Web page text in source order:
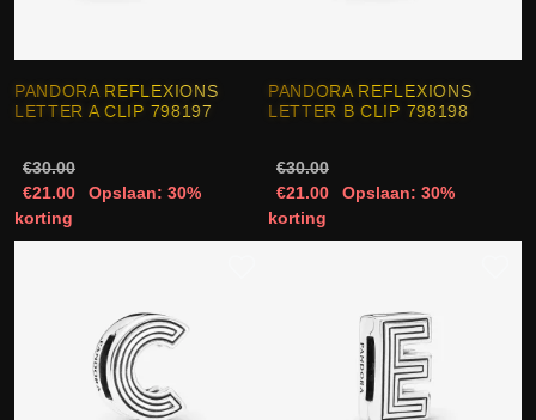
PANDORA REFLEXIONS
LETTER A CLIP 798197
€30.00
€21.00
Opslaan: 30%
korting
PANDORA REFLEXIONS
LETTER B CLIP 798198
€30.00
€21.00
Opslaan: 30%
korting